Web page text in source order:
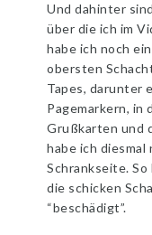
Und dahinter
über die ich im
habe ich noch
obersten
Tapes, darunter
Pagemarkern, in
Grußkarten und
habe ich
Schrankseite.
die schicken
“beschädigt”.